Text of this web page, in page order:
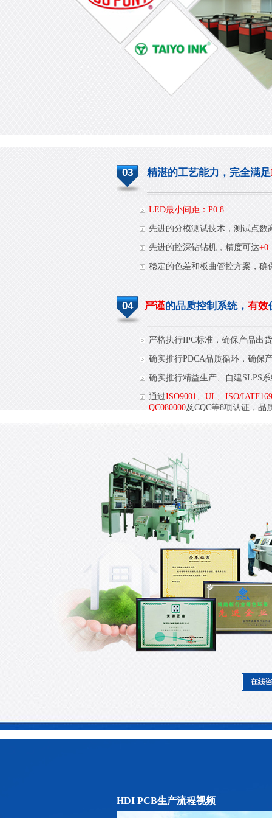
03 精湛的工艺能力，完全满足
LED最小间距：P0.8
先进的分模测试技术，测试点数
先进的控深钻钻机，精度可达
稳定的色差和板曲管控方案，确
04 严谨的品质控制系统， 有效
严格执行IPC标准，确保产品出
确实推行PDCA品质循环，确保
确实推行精益生产、自建SLPS
通过ISO9001、UL、ISO/
QC080000及CQC等8项认证，品
HDI PCB生产流程视频